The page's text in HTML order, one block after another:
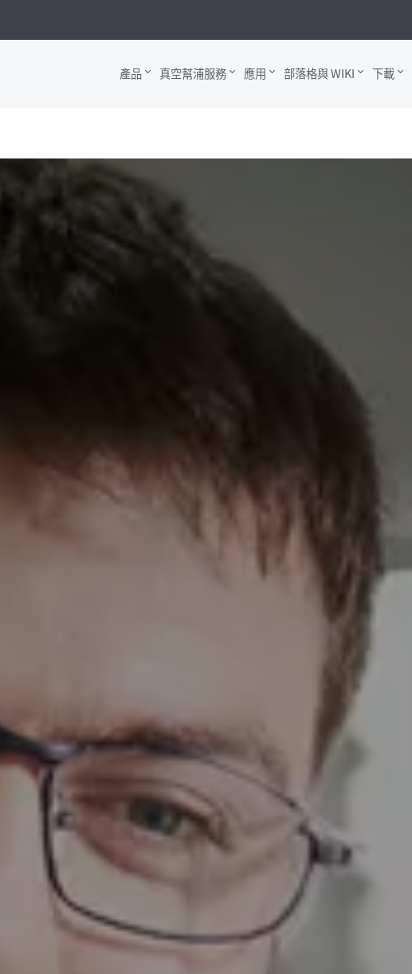
產品 真空幫浦服務 應用 部落格與 WIKI 下載